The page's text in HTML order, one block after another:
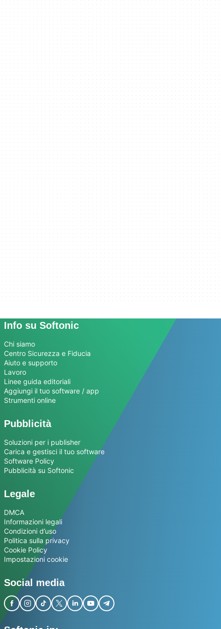
Info su Softonic
Chi siamo
Centro Sicurezza e Fiducia
Aiuto e supporto
Lavoro
Linee guida editoriali
Aggiungi il tuo software / app
Strumenti online
Pubblicità
Soluzioni per i publisher
Carica e gestisci il tuo software
Software Policy
Pubblicità su Softonic
Legale
DMCA
Informazioni legali
Condizioni d’uso
Politica sulla privacy
Cookie Policy
Impostazioni cookie
Social media